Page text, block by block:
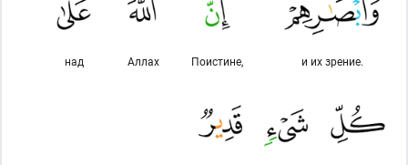
и их зрение.
Поистине,
Аллах
над